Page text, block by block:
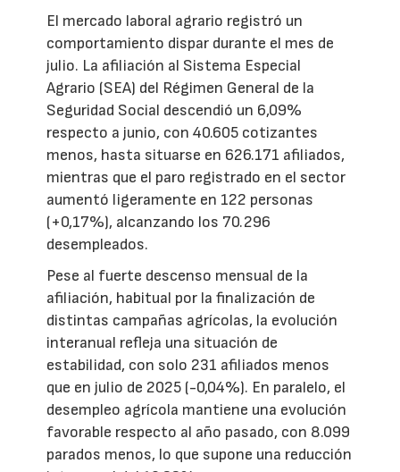
El mercado laboral agrario registró un
comportamiento dispar durante el mes de
julio. La afiliación al Sistema Especial
Agrario (SEA) del Régimen General de la
Seguridad Social descendió un 6,09%
respecto a junio, con 40.605 cotizantes
menos, hasta situarse en 626.171 afiliados,
mientras que el paro registrado en el sector
aumentó ligeramente en 122 personas
(+0,17%), alcanzando los 70.296
desempleados.
Pese al fuerte descenso mensual de la
afiliación, habitual por la finalización de
distintas campañas agrícolas, la evolución
interanual refleja una situación de
estabilidad, con solo 231 afiliados menos
que en julio de 2025 (-0,04%). En paralelo, el
desempleo agrícola mantiene una evolución
favorable respecto al año pasado, con 8.099
parados menos, lo que supone una reducción